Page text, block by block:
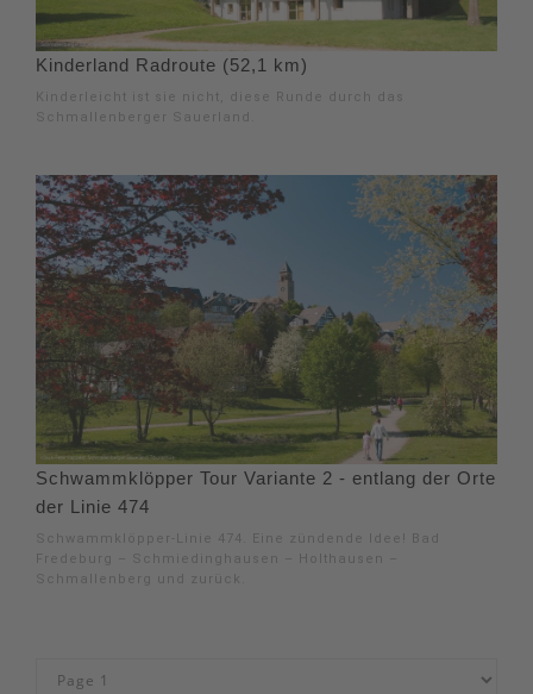
Kinderland Radroute (52,1 km)
Kinderleicht ist sie nicht, diese Runde durch das
Schmallenberger Sauerland.
Schwammklöpper Tour Variante 2 - entlang der Orte
der Linie 474
Schwammklöpper-Linie 474. Eine zündende Idee! Bad
Fredeburg – Schmiedinghausen – Holthausen –
Schmallenberg und zurück.